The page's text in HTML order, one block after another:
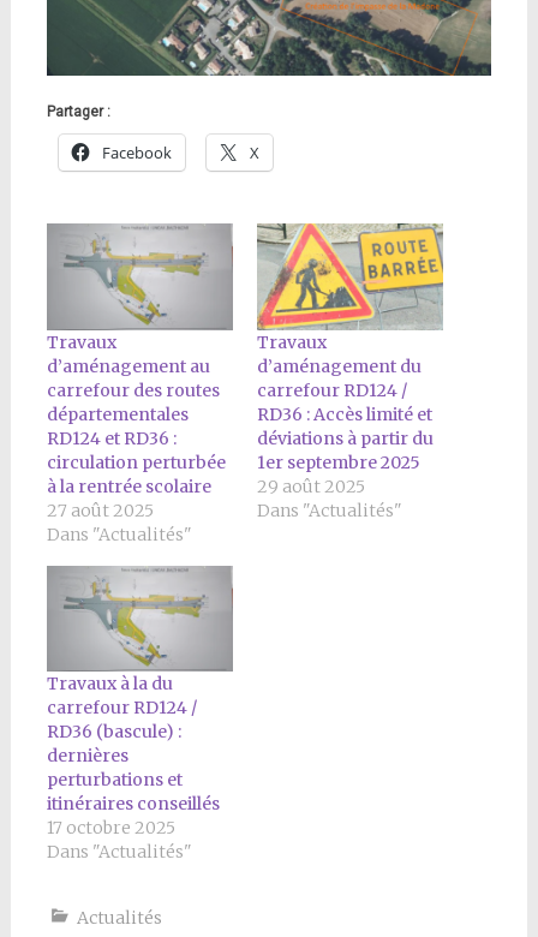
Partager :
Facebook X
Travaux
d’aménagement au
carrefour des routes
départementales
RD124 et RD36 :
circulation perturbée
à la rentrée scolaire
27 août 2025
Dans "Actualités"
Travaux
d’aménagement du
carrefour RD124 /
RD36 : Accès limité et
déviations à partir du
1er septembre 2025
29 août 2025
Dans "Actualités"
Travaux à la du
carrefour RD124 /
RD36 (bascule) :
dernières
perturbations et
itinéraires conseillés
17 octobre 2025
Dans "Actualités"
Actualités